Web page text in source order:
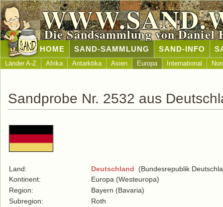
Die Sandsammlung von Daniel
HOME SAND-SAMMLUNG SAND-INFO
Länder A-Z Afrika Antarktika Asien Europa International
Sandprobe Nr. 2532 aus
Land: Deutschland (Bundesrepublik
Kontinent:
Europa (Westeuropa)
Region:
Bayern (Bavaria)
Subregion:
Roth